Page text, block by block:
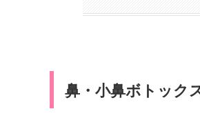
鼻・小鼻ボトック